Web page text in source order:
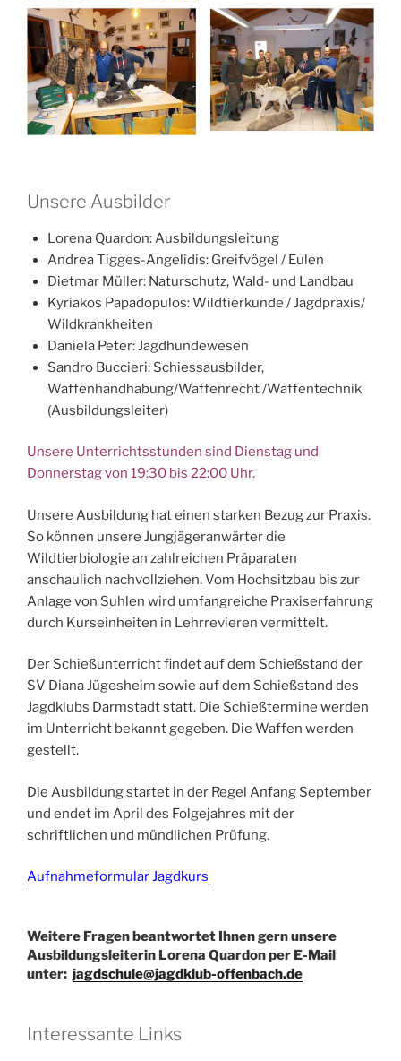
Unsere Ausbilder
Lorena Quardon: Ausbildungsleitung
Andrea Tigges-Angelidis:Greifvögel / Eulen
Dietmar Müller:Naturschutz, Wald- und Landbau
Kyriakos Papadopulos:Wildtierkunde / Jagdpraxis/
Wildkrankheiten
Daniela Peter:Jagdhundewesen
Sandro Buccieri:Schiessausbilder,
Waffenhandhabung/Waffenrecht /Waffentechnik
(Ausbildungsleiter)
Unsere Unterrichtsstunden sind Dienstag und
Donnerstag von 19:30 bis 22:00 Uhr.
Unsere Ausbildung hat einen starken Bezug zur Praxis.
So können unsere Jungjägeranwärter die
Wildtierbiologie an zahlreichen Präparaten
anschaulich nachvollziehen. Vom Hochsitzbau bis zur
Anlage von Suhlen wird umfangreiche Praxiserfahrung
durch Kurseinheiten in Lehrrevieren vermittelt.
Der Schießunterricht findet auf dem Schießstand der
SV Diana Jügesheim sowie auf dem Schießstand des
Jagdklubs Darmstadt statt. Die Schießtermine werden
im Unterricht bekannt gegeben. Die Waffen werden
gestellt.
Die Ausbildung startet in der Regel Anfang September
und endet im April des Folgejahres mit der
schriftlichen und mündlichen Prüfung.
Aufnahmeformular Jagdkurs
Weitere Fragen beantwortet Ihnen gern unsere
Ausbildungsleiterin Lorena Quardon per E-Mail
unter: jagdschule@jagdklub-offenbach.de
Interessante Links